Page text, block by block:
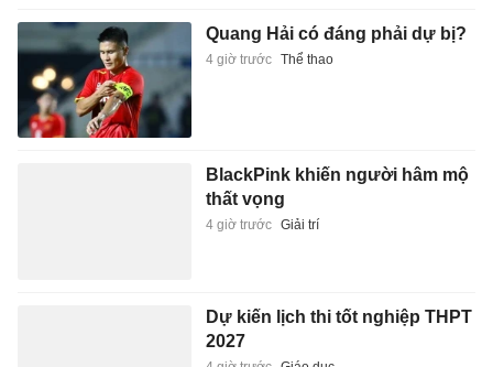
Quang Hải có đáng phải dự bị?
4 giờ trước Thể thao
BlackPink khiến người hâm mộ
thất vọng
4 giờ trước Giải trí
Dự kiến lịch thi tốt nghiệp THPT
2027